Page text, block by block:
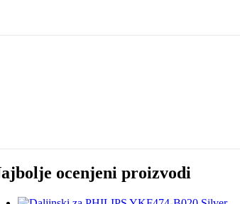
ocenjeni proizvodi